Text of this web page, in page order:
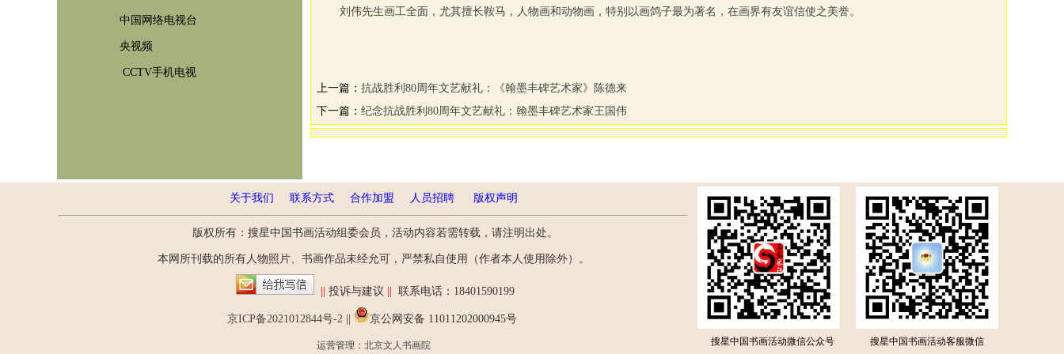
中国网络电视台
央视频
CCTV手机电视
刘伟先生画工全面，尤其擅长鞍马，人物画和动物画，特别以画鸽子最为著名，在画界有友谊信使之美誉。
上一篇： 抗战胜利80周年文艺献礼：《翰墨丰碑艺术家》陈德来
下一篇： 纪念抗战胜利80周年文艺献礼：翰墨丰碑艺术家王国伟
关于我们 联系方式 合作加盟 人员招聘 版权声明
版权所有：搜星中国书画活动组委会员，活动内容若需转载，请注明出处。
本网所刊载的所有人物照片、书画作品未经允可，严禁私自使用（作者本人使用除外）。
投诉与建议 联系电话：18401590199
京ICP备2021012844号-2 京公网安备 11011202000945号
运营管理： 北京文人书画院 搜星中国书画活动微信公众号 搜星中国书画活动客服微信